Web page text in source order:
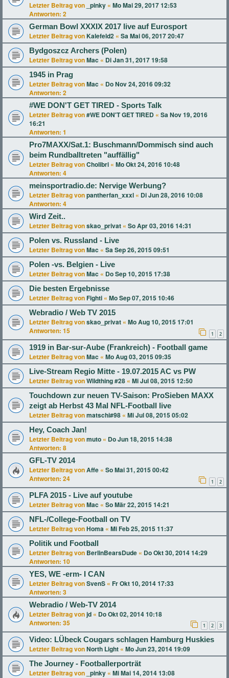
Letzter Beitrag von _pinky « Mo Mai 29, 2017 12:53
Antworten: 2
German Bowl XXXIX 2017 live auf Eurosport
Letzter Beitrag von Kalefeld2 « Sa Mai 06, 2017 20:47
Bydgoszcz Archers (Polen)
Letzter Beitrag vonMac « Di Jan 31, 2017 19:58
1945 in Prag
Letzter Beitrag vonMac « Do Nov 24, 2016 09:32
Antworten: 2
#WE DON'T GET TIRED - Sports Talk
Letzter Beitrag von#WE DON'T GET TIRED « Sa Nov 19, 2016
16:21
Antworten: 1
Pro7MAXX/Sat.1: Buschmann/Dommisch sind auch
beim Rundballtreten "auffällig"
Letzter Beitrag vonCholibri « Mo Okt 24, 2016 10:48
Antworten: 4
meinsportradio.de: Nervige Werbung?
Letzter Beitrag vonpantherfan_xxxl « Di Jun 28, 2016 10:08
Antworten: 4
Wird Zeit..
Letzter Beitrag vonskao_privat « So Apr 03, 2016 14:31
Polen vs. Russland - Live
Letzter Beitrag vonMac « Sa Sep 26, 2015 09:51
Polen -vs. Belgien - Live
Letzter Beitrag vonMac « Do Sep 10, 2015 17:38
Die besten Ergebnisse
Letzter Beitrag von Fighti « Mo Sep 07, 2015 10:46
Webradio / Web TV 2015
Letzter Beitrag vonskao_privat « Mo Aug 10, 2015 17:01
Antworten: 15 1 2
1919 in Bar-sur-Aube (Frankreich) - Football game
Letzter Beitrag vonMac « Mo Aug 03, 2015 09:35
Live-Stream Regio Mitte - 19.07.2015 AC vs PW
Letzter Beitrag vonWildthing #28 « Mi Jul 08, 2015 12:50
Touchdown zur neuen TV-Saison: ProSieben MAXX
zeigt ab Herbst 43 Mal NFL-Football live
Letzter Beitrag vonmatschi#98 « Mi Jul 08, 2015 05:02
Hey, Coach Jan!
Letzter Beitrag vonmuto « Do Jun 18, 2015 14:38
Antworten: 8
GFL-TV 2014
Letzter Beitrag vonAffe « So Mai 31, 2015 00:42
Antworten: 24 1 2
PLFA 2015 - Live auf youtube
Letzter Beitrag vonMac « So Mär 22, 2015 14:21
NFL-/College-Football on TV
Letzter Beitrag vonHoma « Mi Feb 25, 2015 11:37
Politik und Football
Letzter Beitrag von BerlinBearsDude « Do Okt 30, 2014 14:29
Antworten: 10
YES, WE -erm- I CAN
Letzter Beitrag vonSvenS « Fr Okt 10, 2014 17:33
Antworten: 3
Webradio / Web-TV 2014
Letzter Beitrag vonjd « Do Okt 02, 2014 10:18
Antworten: 35 1 2 3
Video: LÜbeck Cougars schlagen Hamburg Huskies
Letzter Beitrag vonNorth Light « Mo Jun 23, 2014 19:09
The Journey - Footballerporträt
Letzter Beitrag von _pinky « Mi Mai 14, 2014 13:08